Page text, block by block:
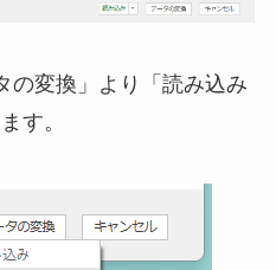
の変換」より「読み込み
す。